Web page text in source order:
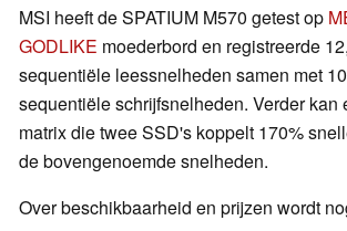
MSI heeft de SPATIUM M570 getest op
GODLIKE moederbord en registreerde
sequentiële leessnelheden samen met
sequentiële schrijfsnelheden. Verder kan
matrix die twee SSD's koppelt 170%
de bovengenoemde snelheden.
Over beschikbaarheid en prijzen wordt